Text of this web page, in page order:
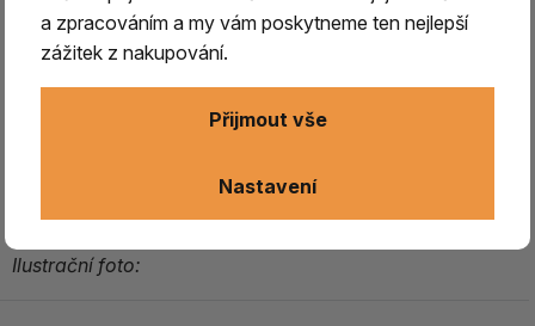
bezpečný podklad při jejich používání.
Mističku nejprvenaplňte pískem, který vytvoří izolační
vrstvu,a ni teprve položte žhnoucí kužílek.
Kadidelnici postavte ideálně na nehořlavou podložku.
Během žhnutí kužílku nenechávejte kadidelnici bez
dozoru !
Ilustrační foto:
a zpracováním a my vám poskytneme ten nejlepší
zážitek z nakupování.
Nastavení
Přijmout vše